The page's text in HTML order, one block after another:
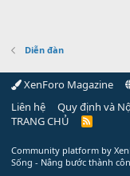
Diễn đàn
XenForo Magazine
Liên hệ
Quy định và
TRANG CHỦ
R
Community platform by
Sống - Nâng bước thành